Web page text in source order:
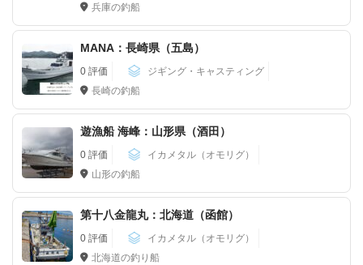
兵庫の釣船
MANA：長崎県（五島）
0 評価
ジギング・キャスティング
長崎の釣船
遊漁船 海峰：山形県（酒田）
0 評価
イカメタル（オモリグ）
山形の釣船
第十八金龍丸：北海道（函館）
0 評価
イカメタル（オモリグ）
北海道の釣り船